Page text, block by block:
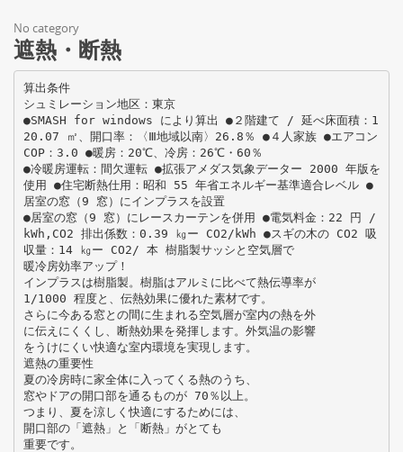
No category
遮熱・断熱
算出条件
シュミレーション地区：東京
●SMASH for windows により算出 ●２階建て / 延べ床面積：1
20.07 ㎡、開口率：〈Ⅲ地域以南〉26.8％ ●４人家族 ●エアコン
COP：3.0 ●暖房：20℃、冷房：26℃・60％
●冷暖房運転：間欠運転 ●拡張アメダス気象データー 2000 年版を
使用 ●住宅断熱仕用：昭和 55 年省エネルギー基準適合レベル ●
居室の窓（9 窓）にインプラスを設置
●居室の窓（9 窓）にレースカーテンを併用 ●電気料金：22 円 /
kWh,CO2 排出係数：0.39 ㎏ー CO2/kWh ●スギの木の CO2 吸
収量：14 ㎏ー CO2/ 本 樹脂製サッシと空気層で
暖冷房効率アップ！
インプラスは樹脂製。樹脂はアルミに比べて熱伝導率が
1/1000 程度と、伝熱効果に優れた素材です。
さらに今ある窓との間に生まれる空気層が室内の熱を外
に伝えにくくし、断熱効果を発揮します。外気温の影響
をうけにくい快適な室内環境を実現します。
遮熱の重要性
夏の冷房時に家全体に入ってくる熱のうち、
窓やドアの開口部を通るものが 70％以上。
つまり、夏を涼しく快適にするためには、
開口部の「遮熱」と「断熱」がとても
重要です。